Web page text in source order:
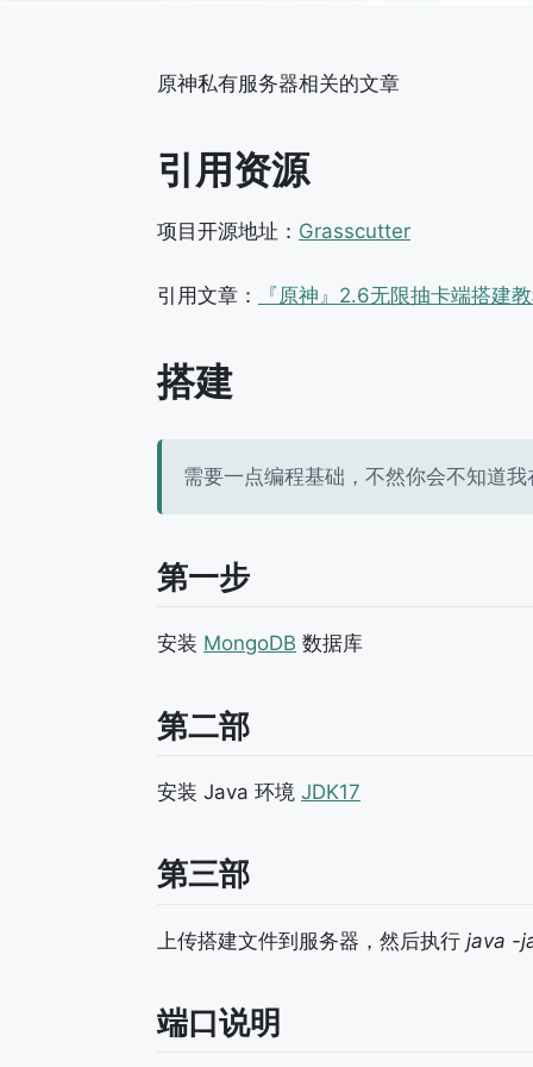
原神私有服务器相关的文章
引用资源
项目开源地址： Grasscutter
引用文章： 『原神』2.6无限抽卡端搭建
搭建
需要一点编程基础，不然你会不知道我
第一步
安装 MongoDB 数据库
第二部
安装 Java 环境 JDK17
第三部
上传搭建文件到服务器，然后执行 java -
端口说明